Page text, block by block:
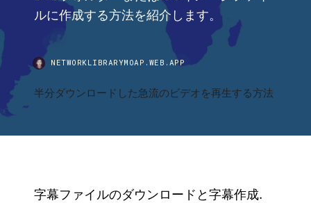
ルに作成する方法を紹介します。
NETWORKLIBRARYMOAP.WEB.APP
半分ダウンロードした急流のビデオを再生する方法
字幕ファイルのダウンロードと字幕作成.